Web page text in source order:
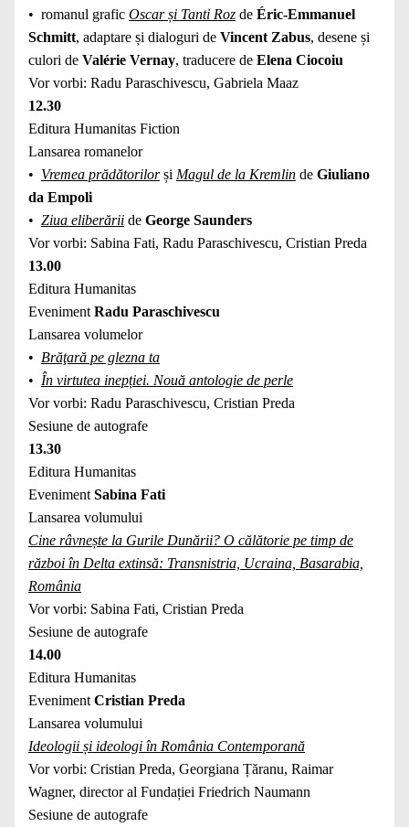
• romanul grafic Oscar și Tanti Roz de Éric-Emmanuel
Schmitt, adaptare și dialoguri de Vincent Zabus, desene și
culori de Valérie Vernay, traducere de Elena Ciocoiu
Vor vorbi: Radu Paraschivescu, Gabriela Maaz
12.30
Editura Humanitas Fiction
Lansarea romanelor
• Vremea prădătorilorși Magul de la Kremlin de Giuliano
da Empoli
• Ziua eliberării de George Saunders
Vor vorbi: Sabina Fati, Radu Paraschivescu, Cristian Preda
13.00
Editura Humanitas
Eveniment Radu Paraschivescu
Lansarea volumelor
• Brăţară pe glezna ta
• În virtutea inepției. Nouă antologie de perle
Vor vorbi: Radu Paraschivescu, Cristian Preda
Sesiune de autografe
13.30
Editura Humanitas
Eveniment Sabina Fati
Lansarea volumului
Cine râvnește la Gurile Dunării? O călătorie pe timp de
război în Delta extinsă: Transnistria, Ucraina, Basarabia,
România
Vor vorbi: Sabina Fati, Cristian Preda
Sesiune de autografe
14.00
Editura Humanitas
Eveniment Cristian Preda
Lansarea volumului
Ideologii și ideologi în România Contemporană
Vor vorbi: Cristian Preda, Georgiana Țăranu, Raimar
Wagner, director al Fundației Friedrich Naumann
Sesiune de autografe